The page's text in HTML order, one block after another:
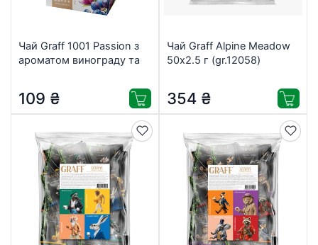
Чай Graff 1001 Passion з
ароматом винограду та
109 ₴
Чай Graff Alpine Meadow
50х2.5 г (gr.12058)
354 ₴